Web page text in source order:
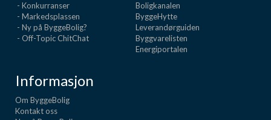
- Konkurranser
- Markedsplassen
- Ny på ByggeBolig?
- Off-Topic ChitChat
Boligkanalen
ByggeHytte
Leverandørguiden
Byggvarelisten
Energiportalen
Informasjon
Om ByggeBolig
Kontakt oss